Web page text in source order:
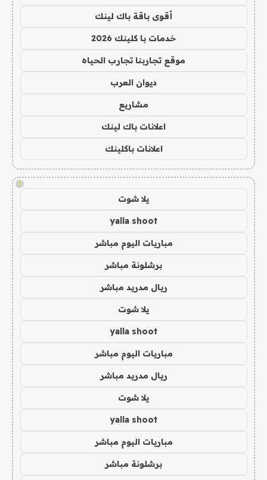
أقوى باقة باك لينك
خدمات با كلينك 2026
موقع تجاربنا تجارب الحياه
ديوان العرب
مشاريع
اعلانات باك لينك
اعلانات باكلينك
!
يلا شوت
yalla shoot
مباريات اليوم مباشر
برشلونة مباشر
ريال مدريد مباشر
يلا شوت
yalla shoot
مباريات اليوم مباشر
ريال مدريد مباشر
يلا شوت
yalla shoot
مباريات اليوم مباشر
برشلونة مباشر